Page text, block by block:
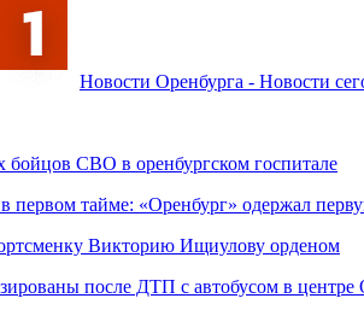
Новости Оренбурга - Новости
бойцов СВО в оренбургском госпитале
первом тайме: «Оренбург» одержал
Викторию Ищиулову орденом
после ДТП с автобусом в центре